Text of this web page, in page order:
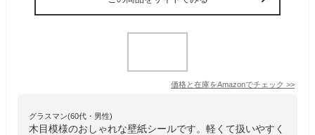
価格と在庫をAmazonでチェック >>
グラスマン(60代・男性)
木目模様のおしゃれな壁紙シールです。軽くて扱いやすく